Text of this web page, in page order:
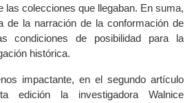
las colecciones que llegaban. Ensuma,
de la narración de la conformación de
condiciones de posibilidad para la
histórica.
impactante, en el segundo artículo
edición la investigadora Walnice